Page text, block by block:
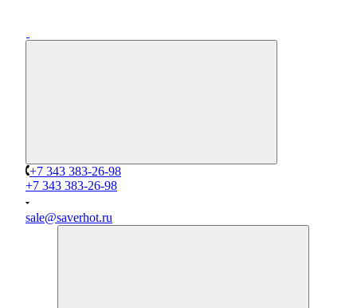
+7 343 383-26-98
+7 343 383-26-98
sale@saverhot.ru